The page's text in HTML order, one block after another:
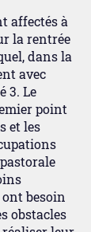
affectés à
la rentrée
dans la
avec
3. Le
point
et les
besoin
obstacles